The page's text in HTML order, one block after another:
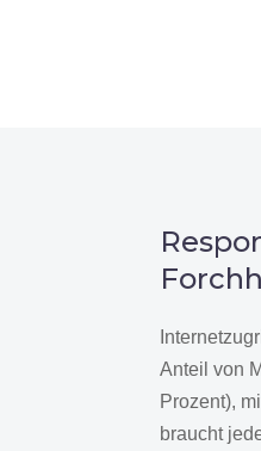
Anteil von
Prozent),
braucht